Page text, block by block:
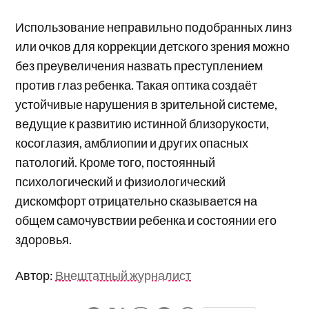
Использование неправильно подобранных линз
или очков для коррекции детского зрения можно
без преувеличения назвать преступлением
против глаз ребенка. Такая оптика создаёт
устойчивые нарушения в зрительной системе,
ведущие к развитию истинной близорукости,
косоглазия, амблиопии и других опасных
патологий. Кроме того, постоянный
психологический и физиологический
дискомфорт отрицательно сказывается на
общем самочувствии ребенка и состоянии его
здоровья.
Автор: Внештатный журналист